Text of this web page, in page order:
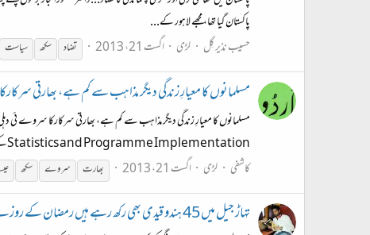
پاکستان گیا تھا، مجھے لاہور کے...
حسیب نذیر گِل
لڑی اگست 21، 2013 تضاد سکھ سیاست
مسلمانوں کا معیارِ زندگی دیگر مذاہب سے کم ہے، بھارتی
Statistics and Programme Implementationکے تحت کام کرنے والے ادارے، نیشنل...
کاشفی
لڑی اگست 21، 2013 بھارت سروے سکھ
تہاڑ جیل میں 45 ہندو قیدی بھی رکھ رہے ہیں رمضان کے روزے۔